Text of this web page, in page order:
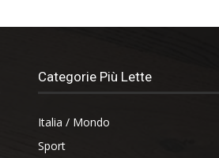
Categorie Più Lette
Italia / Mondo
Sport